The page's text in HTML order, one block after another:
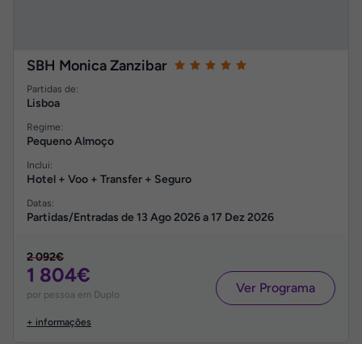
SBH Monica Zanzibar
Partidas de:
Lisboa
Regime:
Pequeno Almoço
Inclui:
Hotel + Voo + Transfer + Seguro
Datas:
Partidas/Entradas de13 Ago 2026a17 Dez 2026
2 092€
1 804€
por pessoa em Duplo
+ informações
Ver Programa